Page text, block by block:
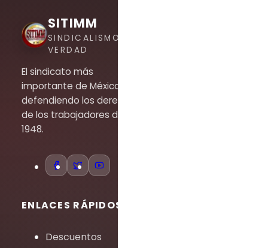
SITIMM
SINDICALISMO DE
VERDAD
El sindicato más
importante de México,
defendiendo los derechos
de los trabajadores desde
1948.
ENLACES RÁPIDOS
Descuentos